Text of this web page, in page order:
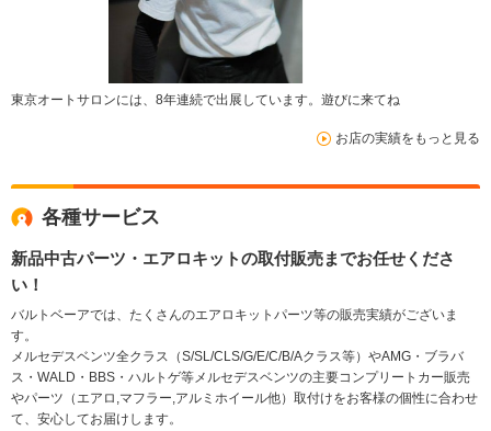
東京オートサロンには、8年連続で出展しています。遊びに来てね
お店の実績をもっと見る
各種サービス
新品中古パーツ・エアロキットの取付販売までお任せくださ
い！
バルトベーアでは、たくさんのエアロキットパーツ等の販売実績がございま
す。
メルセデスベンツ全クラス（S/SL/CLS/G/E/C/B/Aクラス等）やAMG・ブラバ
ス・WALD・BBS・ハルトゲ等メルセデスベンツの主要コンプリートカー販売
やパーツ（エアロ,マフラー,アルミホイール他）取付けをお客様の個性に合わせ
て、安心してお届けします。